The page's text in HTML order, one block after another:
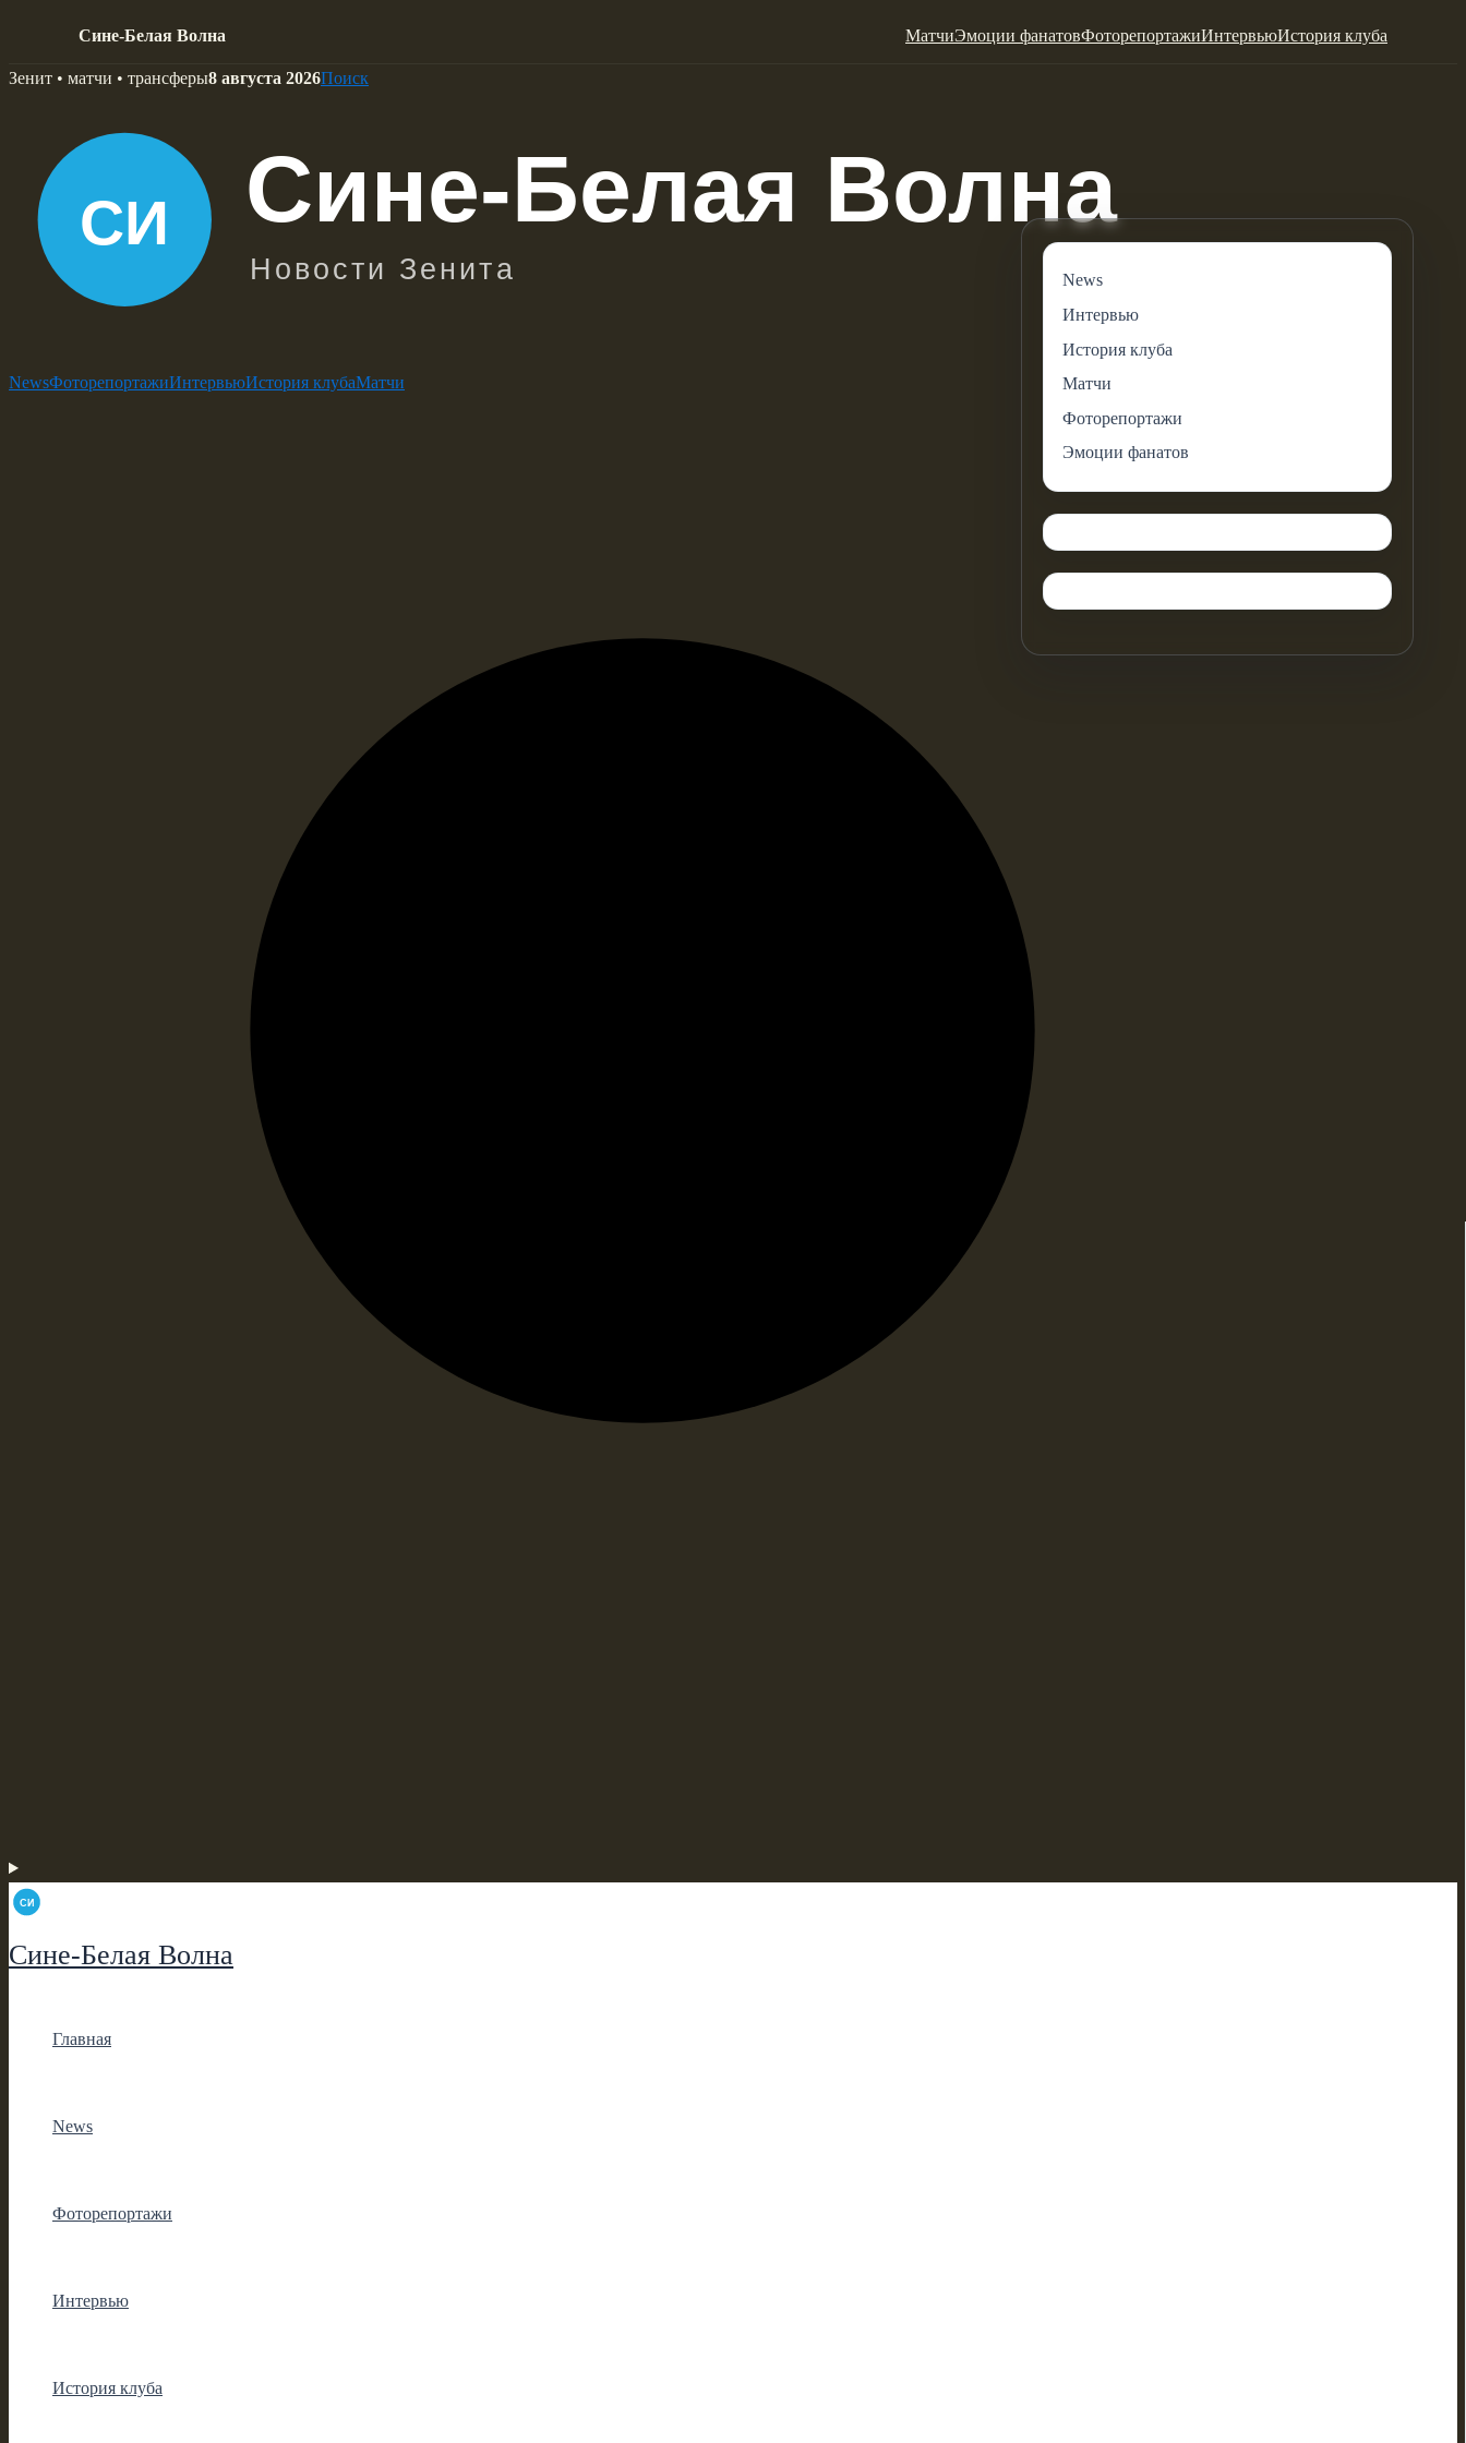
Сине-Белая Волна МатчиЭмоции фанатовФоторепортажиИнтервьюИстория клуба
Skip
Зенит • матчи • трансферы8 августа 2026Поиск
NewsФоторепортажиИнтервьюИстория клубаМатчи
Сине-Белая Волна
Главная
News
Фоторепортажи
Интервью
История клуба
News
Интервью
История клуба
Матчи
Фоторепортажи
Эмоции фанатов